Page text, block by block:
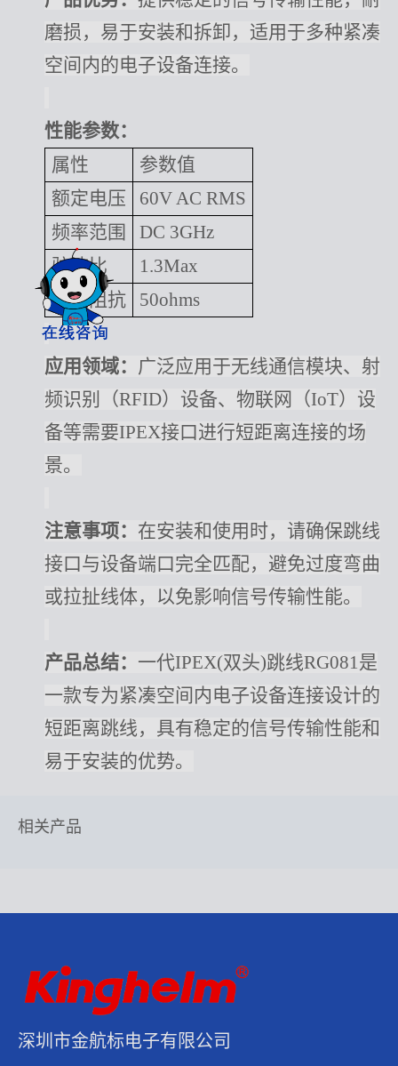
磨损，易于安装和拆卸，适用于多种紧凑
空间内的电子设备连接。
性能参数：
属性
参数值
额定电压
60V AC RMS
频率范围
DC 3GHz
驻波比
1.3Max
特性阻抗
50ohms
应用领域： 广泛应用于无线通信模块、射
频识别（RFID）设备、物联网（IoT）设
备等需要IPEX接口进行短距离连接的场
景。
注意事项： 在安装和使用时，请确保跳线
接口与设备端口完全匹配，避免过度弯曲
或拉扯线体，以免影响信号传输性能。
产品总结： 一代IPEX(双头)跳线RG081是
一款专为紧凑空间内电子设备连接设计的
短距离跳线，具有稳定的信号传输性能和
易于安装的优势。
相关产品
深圳市金航标电子有限公司